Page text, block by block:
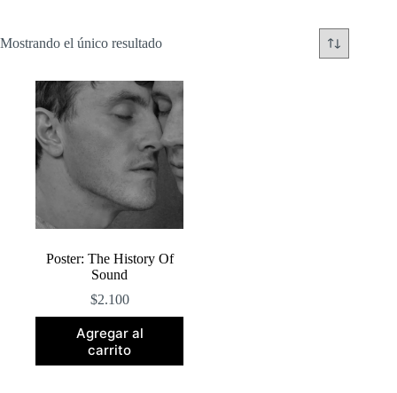
Mostrando el único resultado
Poster: The History Of
Sound
$2.100
Agregar al
carrito